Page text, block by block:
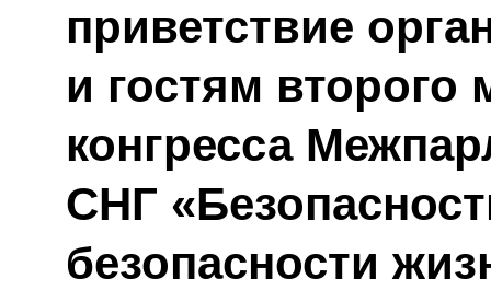
приветствие
и гостям второго
конгресса
СНГ
безопасности